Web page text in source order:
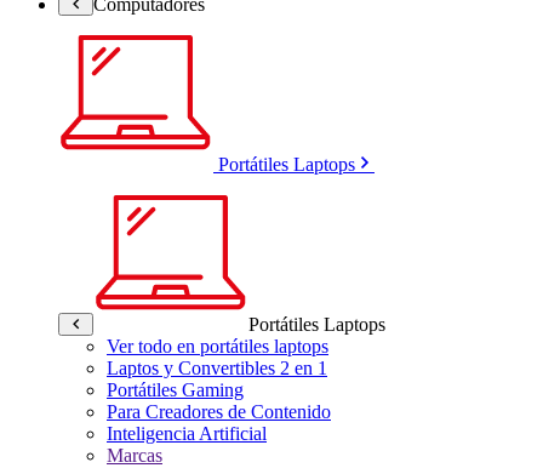
Portátiles Laptops
Portátiles Laptops
Ver todo en portátiles laptops
Laptos y Convertibles 2 en 1
Portátiles Gaming
Para Creadores de Contenido
Inteligencia Artificial
Marcas